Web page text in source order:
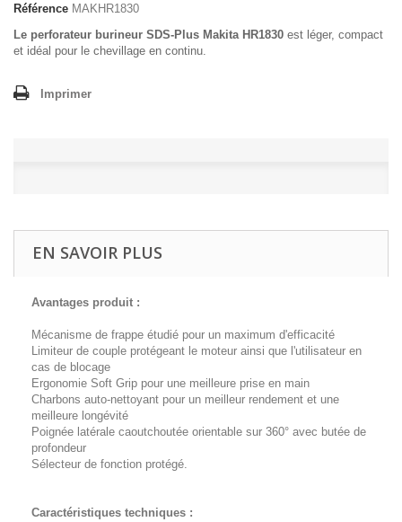
Référence MAKHR1830
Le perforateur burineur SDS-Plus Makita HR1830 est léger, compact
et idéal pour le chevillage en continu.
Imprimer
EN SAVOIR PLUS
Avantages produit :
Mécanisme de frappe étudié pour un maximum d'efficacité
Limiteur de couple protégeant le moteur ainsi que l'utilisateur en
cas de blocage
Ergonomie Soft Grip pour une meilleure prise en main
Charbons auto-nettoyant pour un meilleur rendement et une
meilleure longévité
Poignée latérale caoutchoutée orientable sur 360° avec butée de
profondeur
Sélecteur de fonction protégé.
Caractéristiques techniques :